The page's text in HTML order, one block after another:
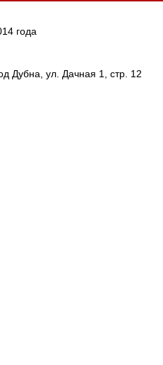
года
Дубна, ул. Дачная 1, стр. 12